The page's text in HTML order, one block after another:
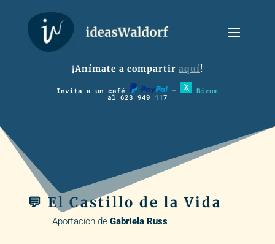
¡Anímate a compartir aquí!
Invita a un café – Bizum
al 623 949 117
💬 El Castillo de la Vida
Aportación de Gabriela Russ